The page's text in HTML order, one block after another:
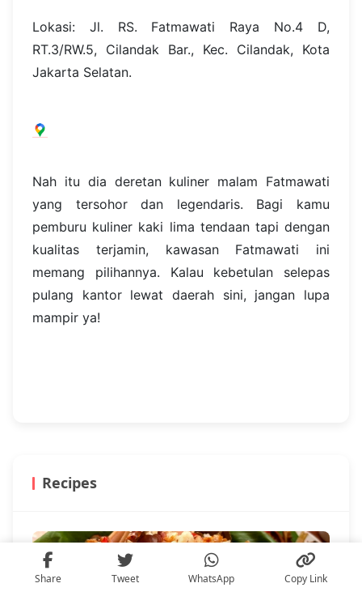
Lokasi: Jl. RS. Fatmawati Raya No.4 D,
RT.3/RW.5, Cilandak Bar., Kec. Cilandak, Kota
Jakarta Selatan.
Nah itu dia deretan kuliner malam Fatmawati
yang tersohor dan legendaris. Bagi kamu
pemburu kuliner kaki lima tendaan tapi dengan
kualitas terjamin, kawasan Fatmawati ini
memang pilihannya. Kalau kebetulan selepas
pulang kantor lewat daerah sini, jangan lupa
mampir ya!
Recipes
Share Tweet WhatsApp Copy Link